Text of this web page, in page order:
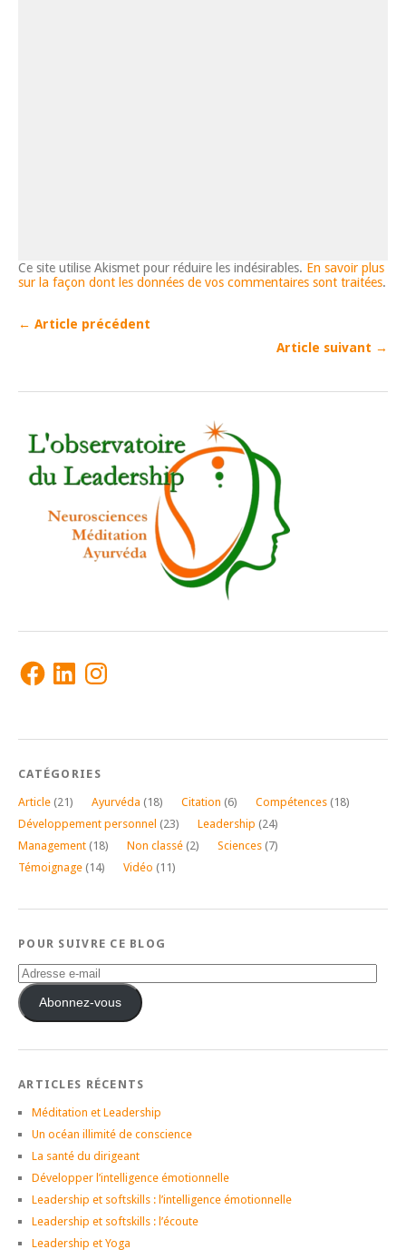
Ce site utilise Akismet pour réduire les indésirables. En savoir plus
sur la façon dont les données de vos commentaires sont traitées.
← Article précédent
Article suivant →
FacebookLinkedInInstagram
CATÉGORIES
Article (21) Ayurvéda (18) Citation (6) Compétences (18)
Développement personnel (23) Leadership (24)
Management (18) Non classé (2) Sciences (7)
Témoignage (14) Vidéo (11)
POUR SUIVRE CE BLOG
Adresse
e-
mail Abonnez-vous
ARTICLES RÉCENTS
Méditation et Leadership
Un océan illimité de conscience
La santé du dirigeant
Développer l’intelligence émotionnelle
Leadership et softskills : l’intelligence émotionnelle
Leadership et softskills : l’écoute
Leadership et Yoga